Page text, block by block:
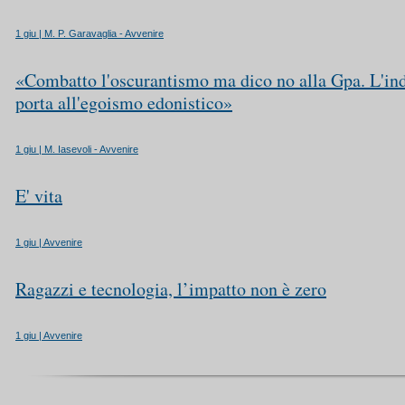
1 giu | M. P. Garavaglia - Avvenire
«Combatto l'oscurantismo ma dico no alla Gpa.
porta all'egoismo edonistico»
1 giu | M. Iasevoli - Avvenire
E' vita
1 giu | Avvenire
Ragazzi e tecnologia, l’impatto non è zero
1 giu | Avvenire